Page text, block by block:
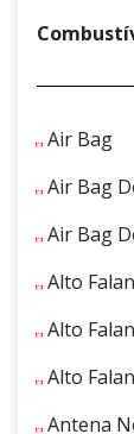
Air Bag
Air Bag
Air Bag
Alto
Alto
Alto
Antena